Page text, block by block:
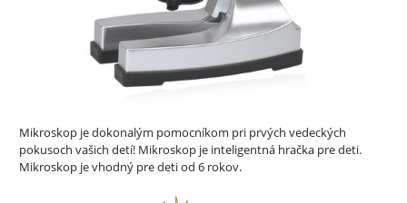
Mikroskop je dokonalým pomocníkom pri prvých vedeckých
pokusoch vašich detí! Mikroskop je inteligentná hračka pre deti.
Mikroskop je vhodný pre deti od 6 rokov.